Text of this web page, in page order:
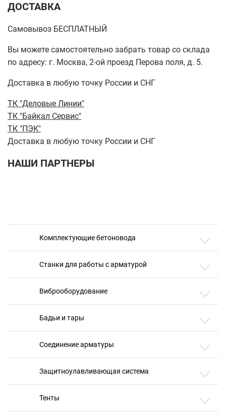
ДОСТАВКА
Самовывоз БЕСПЛАТНЫЙ
Вы можете самостоятельно забрать товар со склада
по адресу: г. Москва, 2-ой проезд Перова поля, д. 5.
Доставка в любую точку России и СНГ
ТК "Деловые Линии"
ТК "Байкал Сервис"
ТК "ПЭК"
Доставка в любую точку России и СНГ
НАШИ ПАРТНЕРЫ
Комплектующие бетоновода
Станки для работы с арматурой
Виброоборудование
Бадьи и тары
Соединение арматуры
Защитноулавливающая система
Тенты